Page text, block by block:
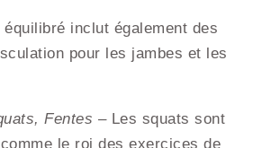
inclut également des
pour les jambes et les
Fentes – Les squats sont
le roi des exercices de